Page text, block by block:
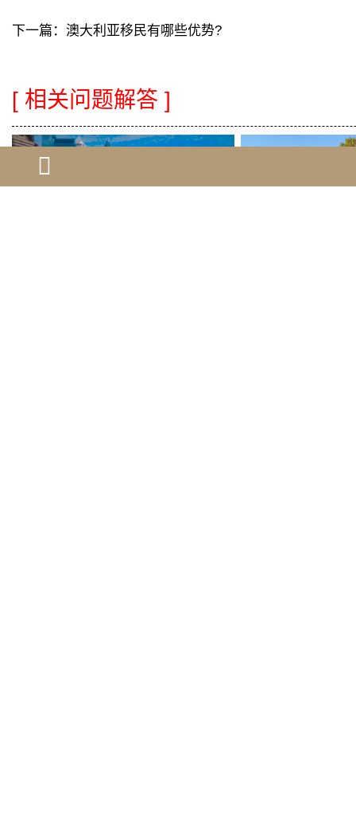
下一篇： 澳大利亚移民有哪些优势?
[ 相关问题解答 ]